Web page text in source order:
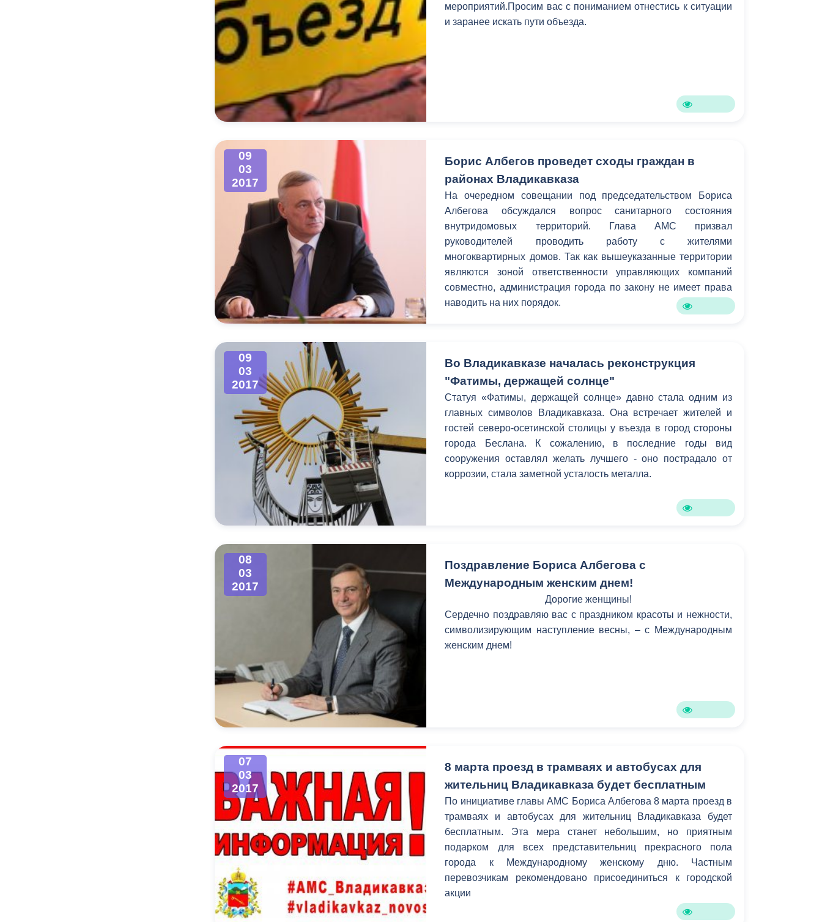
мероприятий.Просим вас с пониманием отнестись к ситуации
и заранее искать пути объезда.
09
03
2017
Борис Албегов проведет сходы граждан в
районах Владикавказа
На очередном совещании под председательством Бориса
Албегова обсуждался вопрос санитарного состояния
внутридомовых территорий. Глава АМС призвал
руководителей проводить работу с жителями
многоквартирных домов. Так как вышеуказанные территории
являются зоной ответственности управляющих компаний
совместно, администрация города по закону не имеет права
наводить на них порядок.
09
03
2017
Во Владикавказе началась реконструкция
"Фатимы, держащей солнце"
Статуя «Фатимы, держащей солнце» давно стала одним из
главных символов Владикавказа. Она встречает жителей и
гостей северо-осетинской столицы у въезда в город стороны
города Беслана. К сожалению, в последние годы вид
сооружения оставлял желать лучшего - оно пострадало от
коррозии, стала заметной усталость металла.
08
03
2017
Поздравление Бориса Албегова с
Международным женским днем!
Дорогие женщины!
Сердечно поздравляю вас с праздником красоты и нежности,
символизирующим наступление весны, – с Международным
женским днем!
07
03
2017
8 марта проезд в трамваях и автобусах для
жительниц Владикавказа будет бесплатным
По инициативе главы АМС Бориса Албегова 8 марта проезд в
трамваях и автобусах для жительниц Владикавказа будет
бесплатным. Эта мера станет небольшим, но приятным
подарком для всех представительниц прекрасного пола
города к Международному женскому дню. Частным
перевозчикам рекомендовано присоединиться к городской
акции